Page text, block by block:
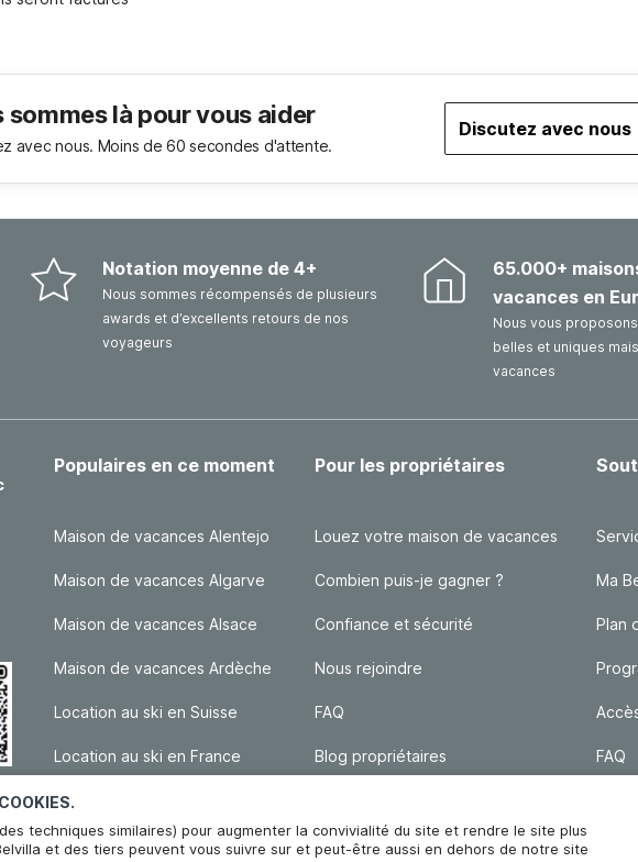
techniques similaires) pour augmenter la convivialité du site et rendre le site plus
et des tiers peuvent vous suivre sur et peut-être aussi en dehors de notre site
sommes là pour vous aider
avec nous. Moins de 60 secondes d'attente.
Discutez avec nous
Notation moyenne de 4+
Nous sommes récompensés de plusieurs
awards et d’excellents retours de nos
voyageurs
65.000+
vacances en
Nous vous
belles et uniques
vacances
Populaires en ce moment
Maison de vacances Alentejo
Maison de vacances Algarve
Maison de vacances Alsace
Maison de vacances Ardèche
Location au ski en Suisse
Location au ski en France
Pour les propriétaires
Louez votre maison de vacances
Combien puis-je gagner ?
Confiance et sécurité
Nous rejoindre
FAQ
Blog propriétaires
Ma
Plan
FAQ